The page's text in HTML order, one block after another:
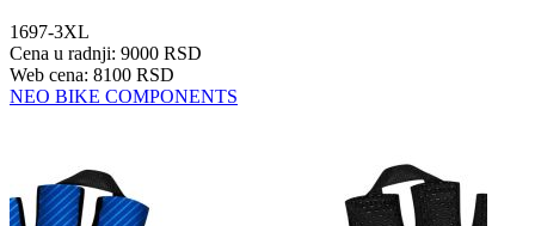
1697-3XL
Cena u radnji: 9000 RSD
Web cena: 8100 RSD
NEO BIKE COMPONENTS